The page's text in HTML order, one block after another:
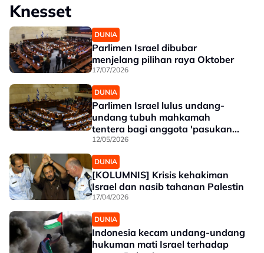
Knesset
DUNIA
Parlimen Israel dibubar
menjelang pilihan raya Oktober
17/07/2026
DUNIA
Parlimen Israel lulus undang-
undang tubuh mahkamah
tentera bagi anggota 'pasukan
elit' Hamas
12/05/2026
DUNIA
[KOLUMNIS] Krisis kehakiman
Israel dan nasib tahanan Palestin
17/04/2026
DUNIA
Indonesia kecam undang-undang
hukuman mati Israel terhadap